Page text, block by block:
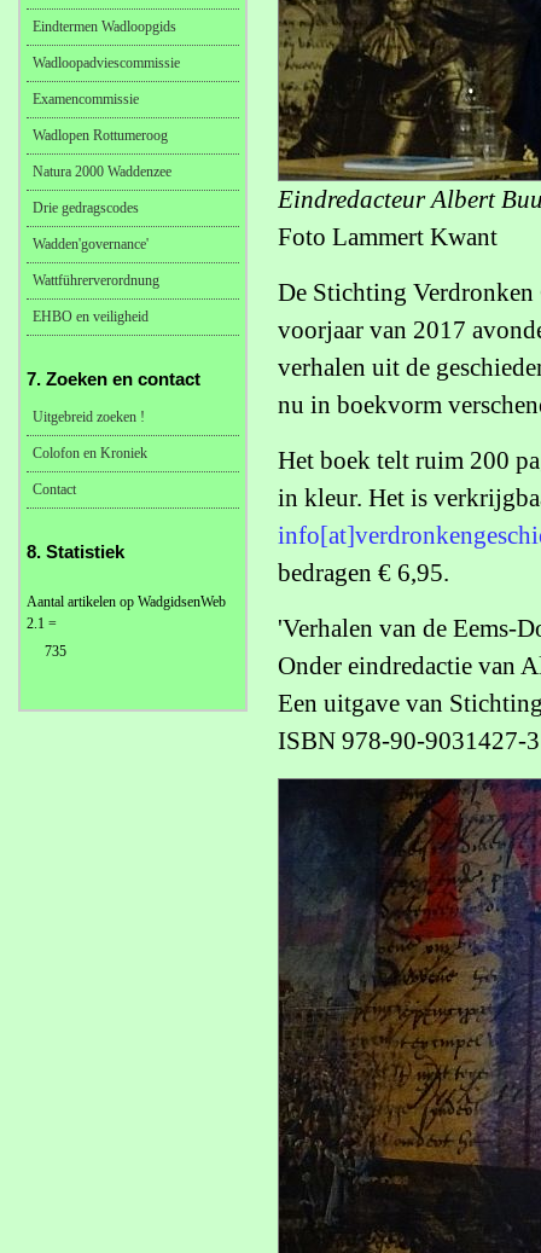
Eindredacteur Albert
Foto Lammert Kwant
De Stichting Verdronken
voorjaar van 2017
verhalen uit de
nu in boekvorm
Het boek telt ruim 200
in kleur. Het is
bedragen € 6,95.
'Verhalen van de Eems-
Onder eindredactie van
Een uitgave van
ISBN 978-90-9031427-3
Eindtermen Wadloopgids
Wadloopadviescommissie
Examencommissie
Wadlopen Rottumeroog
Natura 2000 Waddenzee
Drie gedragscodes
Wadden'governance'
Wattführerverordnung
EHBO en veiligheid
7. Zoeken en contact
Uitgebreid zoeken !
Colofon en Kroniek
Contact
8. Statistiek
Aantal artikelen op WadgidsenWeb
2.1 =
735